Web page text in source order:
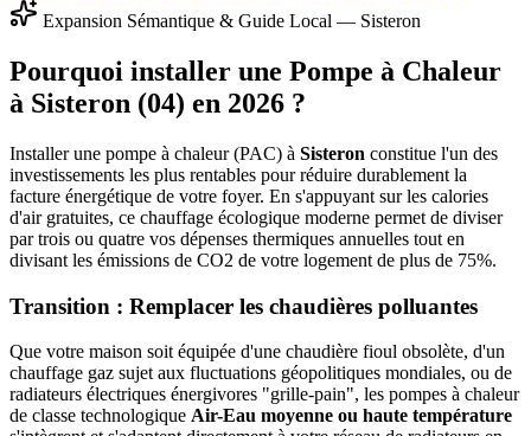
Expansion Sémantique & Guide Local — Sisteron
Pourquoi installer une Pompe à Chaleur
à Sisteron (04) en 2026 ?
Installer une pompe à chaleur (PAC) à Sisteron constitue l'un des
investissements les plus rentables pour réduire durablement la
facture énergétique de votre foyer. En s'appuyant sur les calories
d'air gratuites, ce chauffage écologique moderne permet de diviser
par trois ou quatre vos dépenses thermiques annuelles tout en
divisant les émissions de CO2 de votre logement de plus de 75%.
Transition : Remplacer les chaudières polluantes
Que votre maison soit équipée d'une chaudière fioul obsolète, d'un
chauffage gaz sujet aux fluctuations géopolitiques mondiales, ou de
radiateurs électriques énergivores "grille-pain", les pompes à chaleur
de classe technologique Air-Eau moyenne ou haute température